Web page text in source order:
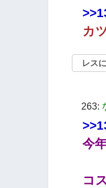
カ
レス
263:
今
コ